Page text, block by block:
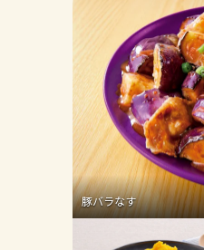
豚バラなす